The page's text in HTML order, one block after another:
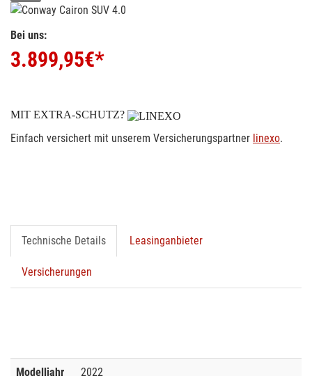
Bei uns:
3.899,95€*
MIT EXTRA-SCHUTZ?
Einfach versichert mit unserem Versicherungspartner linexo.
Technische Details Leasinganbieter
Versicherungen
Modelljahr 2022